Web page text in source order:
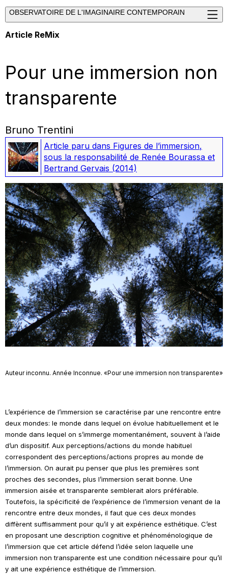
OBSERVATOIRE DE L'IMAGINAIRE CONTEMPORAIN
Article ReMix
Pour une immersion non
transparente
Bruno Trentini
Article paru dans Figures de l’immersion,
sous la responsabilité de Renée Bourassa et
Bertrand Gervais (2014)
Auteur inconnu. Année Inconnue. «Pour une immersion non transparente»
L’expérience de l’immersion se caractérise par une rencontre entre
deux mondes: le monde dans lequel on évolue habituellement et le
monde dans lequel on s’immerge momentanément, souvent à l’aide
d’un dispositif. Aux perceptions/actions du monde habituel
correspondent des perceptions/actions propres au monde de
l’immersion. On aurait pu penser que plus les premières sont
proches des secondes, plus l’immersion serait bonne. Une
immersion aisée et transparente semblerait alors préférable.
Toutefois, la spécificité de l’expérience de l’immersion venant de la
rencontre entre deux mondes, il faut que ces deux mondes
diffèrent suffisamment pour qu’il y ait expérience esthétique. C’est
en proposant une description cognitive et phénoménologique de
l’immersion que cet article défend l’idée selon laquelle une
immersion non transparente est une condition nécessaire pour qu’il
y ait une expérience esthétique de l’immersion.